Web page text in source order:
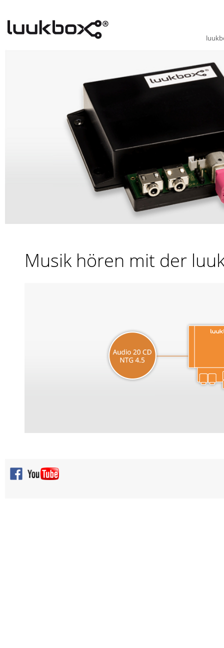
Musik hören mit der